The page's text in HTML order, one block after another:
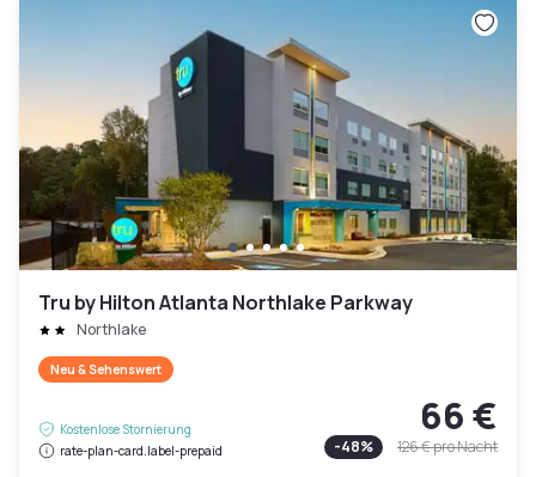
Tru by Hilton Atlanta Northlake Parkway
Northlake
Neu & Sehenswert
Kostenlose Stornierung
rate-plan-card.label-prepaid
66 €
-48% 126 €pro Nacht